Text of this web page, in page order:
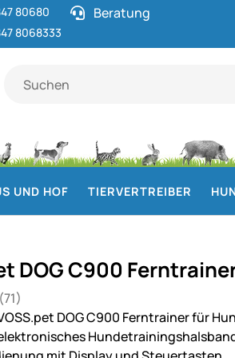
80680
8068333
Beratung
UND HOF TIERVERTREIBER
DOG C900
5 (71 Bewertungen)
(71)